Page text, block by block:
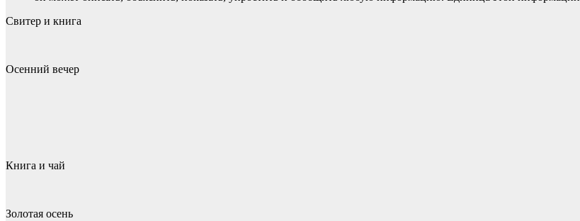
Свитер и книга
Осенний вечер
Книга и чай
Золотая осень